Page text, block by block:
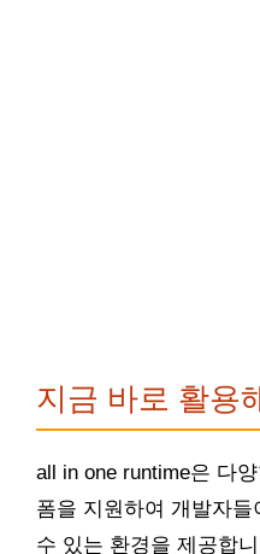
지금 바로 활용
all in one runtime은 다
폼을 지원하여 개발자
수 있는 환경을 제공합